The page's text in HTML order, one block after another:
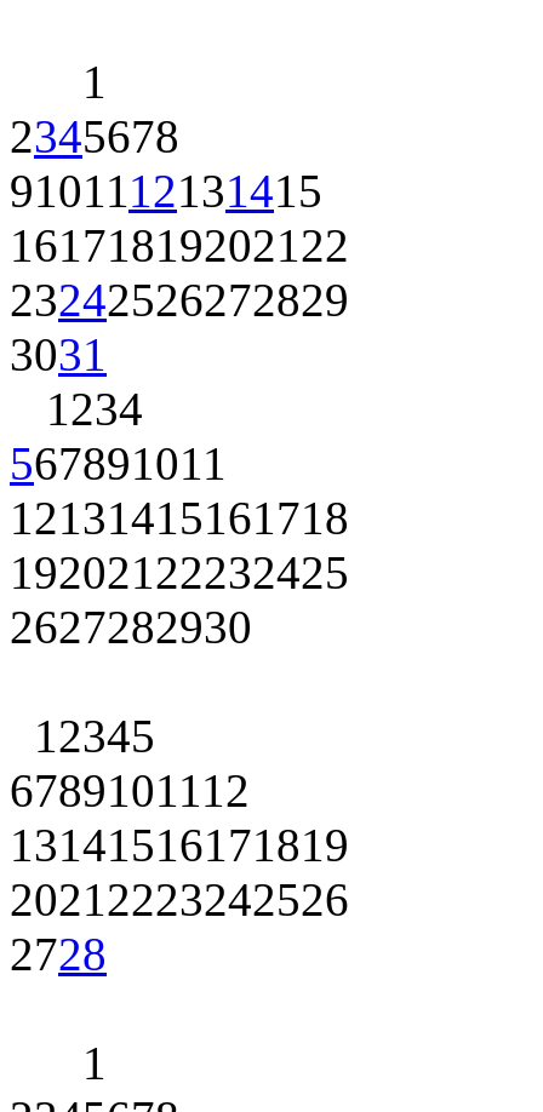
1
2345678
9101112131415
16171819202122
23242526272829
3031
1234
567891011
12131415161718
19202122232425
2627282930
12345
6789101112
13141516171819
20212223242526
2728
1